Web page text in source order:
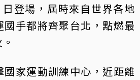
登場，屆時來自世界各地
手都將齊聚台北，點燃最
家運動訓練中心，近距離